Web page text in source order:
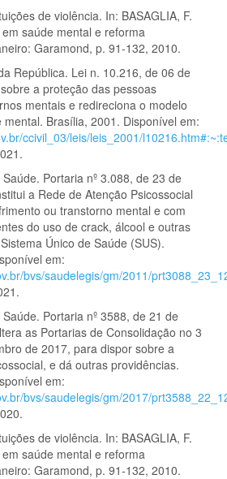
de violência. In: BASAGLIA, F.
saúde mental e reforma
Garamond, p. 91-132, 2010.
República. Lei n. 10.216, de 06 de
a proteção das pessoas
mentais e redireciona o modelo
Brasília, 2001. Disponível em:
ccivil_03/leis/leis_2001/
Portaria nº 3.088, de 23 de
a Rede de Atenção Psicossocial
ou transtorno mental e com
do uso de crack, álcool e outras
Único de Saúde (SUS).
em:
bvs/saudelegis/gm/2011/
Portaria nº 3588, de 21 de
as Portarias de Consolidação no 3
de 2017, para dispor sobre a
e dá outras providências.
em:
bvs/saudelegis/gm/2017/
de violência. In: BASAGLIA, F.
saúde mental e reforma
Garamond, p. 91-132, 2010.